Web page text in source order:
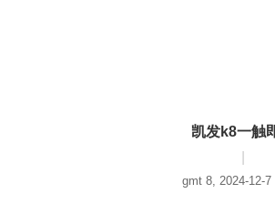
凯发k8一触
gmt 8, 2024-12-7